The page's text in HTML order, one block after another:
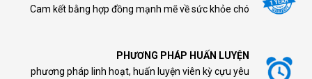
Cam kết bằng hợp đồng mạnh mẽ về sức khỏe chó
PHƯƠNG PHÁP HUẤN LUYỆN
phương pháp linh hoạt, huấn luyện viên kỳ cựu yêu